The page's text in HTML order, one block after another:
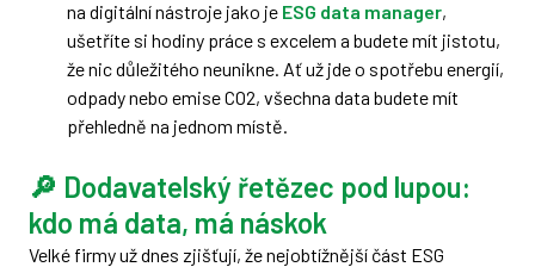
na digitální nástroje jako je ESG data manager,
ušetříte si hodiny práce s excelem a budete mít jistotu,
že nic důležitého neunikne. Ať už jde o spotřebu energií,
odpady nebo emise CO2, všechna data budete mít
přehledně na jednom místě.
🔎 Dodavatelský řetězec pod lupou:
kdo má data, má náskok
Velké firmy už dnes zjišťují, že nejobtížnější část ESG